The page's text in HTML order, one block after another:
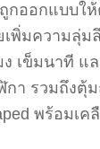
กออกแบบใ
มความลุ่ม
เข็มนาที แ
า รวมถึงตุ้
พร้อมเ